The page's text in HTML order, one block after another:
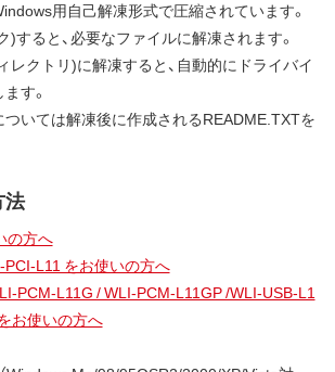
用自己解凍形式で圧縮されています。
すると、必要なファイルに解凍されます。
レクトリ)に解凍すると、自動的にドライバイ
す。
いては解凍後に作成されるREADME.TXTを
の方へ
L11 をお使いの方へ
PCM-L11G / WLI-PCM-L11GP /WLI-USB-L1
お使いの方へ